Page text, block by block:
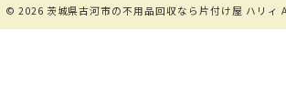
© 2026 茨城県古河市の不用品回収なら片付け屋 ハリィ